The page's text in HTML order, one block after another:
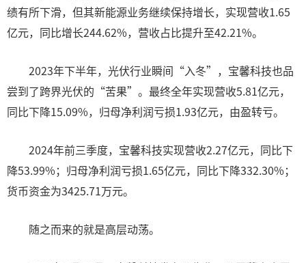
绩有所下滑，但其新能源业务继续保持增长，实现营收1.65
亿元，同比增长244.62%，营收占比提升至42.21%。
2023年下半年，光伏行业瞬间“入冬”，宝馨科技也品
尝到了跨界光伏的“苦果”。最终全年实现营收5.81亿元，
同比下降15.09%，归母净利润亏损1.93亿元，由盈转亏。
2024年前三季度，宝馨科技实现营收2.27亿元，同比下
降53.99%；归母净利润亏损1.65亿元，同比下降332.30%；
货币资金为3425.71万元。
随之而来的就是高层动荡。